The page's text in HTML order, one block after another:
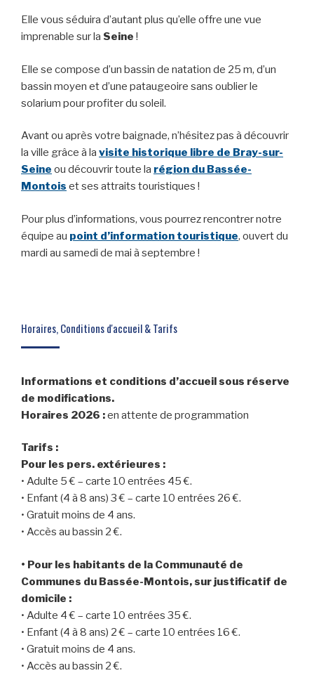
Elle vous séduira d’autant plus qu’elle offre une vue
imprenable sur la Seine !
Elle se compose d’un bassin de natation de 25 m, d’un
bassin moyen et d’une pataugeoire sans oublier le
solarium pour profiter du soleil.
Avant ou après votre baignade, n’hésitez pas à découvrir
la ville grâce à la visite historique libre de Bray-sur-
Seine ou découvrir toute la région du Bassée-
Montois et ses attraits touristiques !
Pour plus d’informations, vous pourrez rencontrer notre
équipe au point d’information touristique, ouvert du
mardi au samedi de mai à septembre !
Horaires, Conditions d'accueil & Tarifs
Informations et conditions d’accueil sous réserve
de modifications.
Horaires 2026 :en attente de programmation
Tarifs :
Pour les pers. extérieures :
• Adulte 5 € – carte 10 entrées 45 €.
• Enfant (4 à 8 ans) 3 € – carte 10 entrées 26 €.
• Gratuit moins de 4 ans.
• Accès au bassin 2 €.
• Pour les habitants de la Communauté de
Communes du Bassée-Montois, sur justificatif de
domicile :
• Adulte 4 € – carte 10 entrées 35 €.
• Enfant (4 à 8 ans) 2 € – carte 10 entrées 16 €.
• Gratuit moins de 4 ans.
• Accès au bassin 2 €.